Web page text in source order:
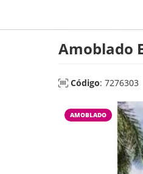
Amoblado
Código: 7276303
AMOBLADO